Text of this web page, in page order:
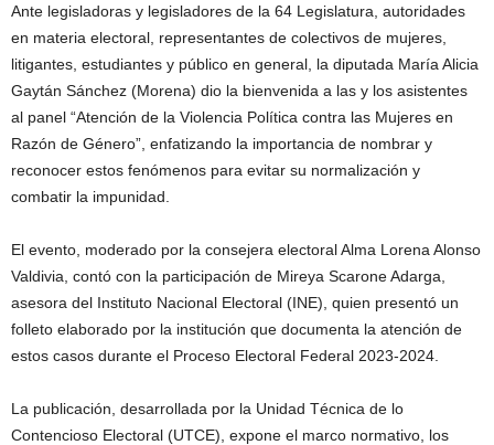
Ante legisladoras y legisladores de la 64 Legislatura, autoridades
en materia electoral, representantes de colectivos de mujeres,
litigantes, estudiantes y público en general, la diputada María Alicia
Gaytán Sánchez (Morena) dio la bienvenida a las y los asistentes
al panel “Atención de la Violencia Política contra las Mujeres en
Razón de Género”, enfatizando la importancia de nombrar y
reconocer estos fenómenos para evitar su normalización y
combatir la impunidad.
El evento, moderado por la consejera electoral Alma Lorena Alonso
Valdivia, contó con la participación de Mireya Scarone Adarga,
asesora del Instituto Nacional Electoral (INE), quien presentó un
folleto elaborado por la institución que documenta la atención de
estos casos durante el Proceso Electoral Federal 2023-2024.
La publicación, desarrollada por la Unidad Técnica de lo
Contencioso Electoral (UTCE), expone el marco normativo, los